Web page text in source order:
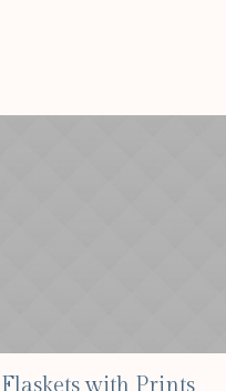
Flaskets with Prints